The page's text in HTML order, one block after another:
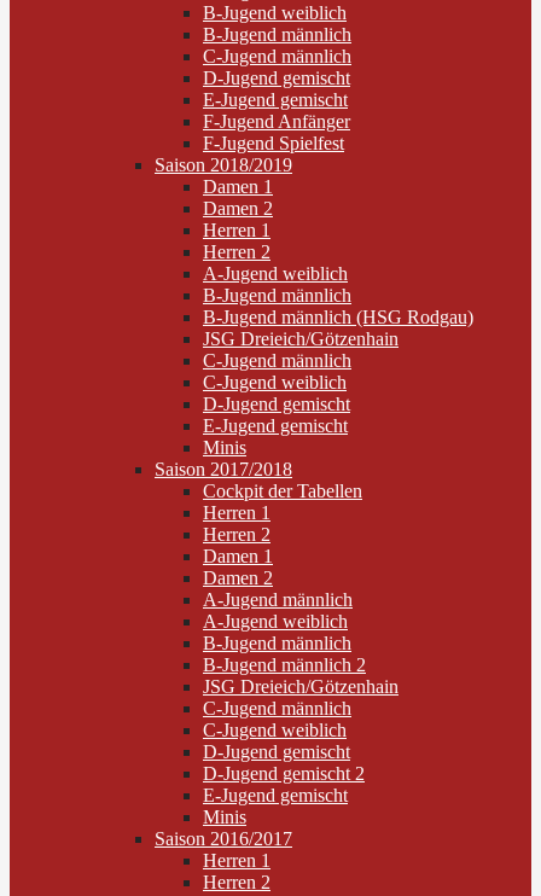
B-Jugend weiblich
B-Jugend männlich
C-Jugend männlich
D-Jugend gemischt
E-Jugend gemischt
F-Jugend Anfänger
F-Jugend Spielfest
Saison 2018/2019
Damen 1
Damen 2
Herren 1
Herren 2
A-Jugend weiblich
B-Jugend männlich
B-Jugend männlich (HSG Rodgau)
JSG Dreieich/Götzenhain
C-Jugend männlich
C-Jugend weiblich
D-Jugend gemischt
E-Jugend gemischt
Minis
Saison 2017/2018
Cockpit der Tabellen
Herren 1
Herren 2
Damen 1
Damen 2
A-Jugend männlich
A-Jugend weiblich
B-Jugend männlich
B-Jugend männlich 2
JSG Dreieich/Götzenhain
C-Jugend männlich
C-Jugend weiblich
D-Jugend gemischt
D-Jugend gemischt 2
E-Jugend gemischt
Minis
Saison 2016/2017
Herren 1
Herren 2